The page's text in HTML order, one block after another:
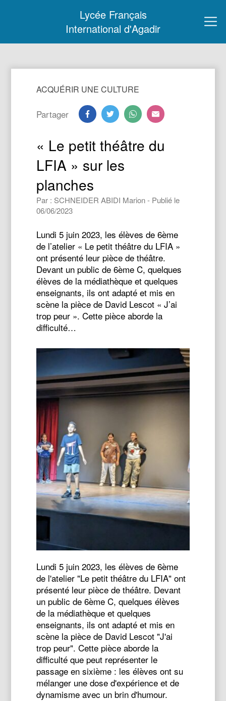
Lycée Français
International d'Agadir
ACQUÉRIR UNE CULTURE
Partager
« Le petit théâtre du
LFIA » sur les
planches
Par : SCHNEIDER ABIDI Marion - Publié le
06/06/2023
Lundi 5 juin 2023, les élèves de 6ème
de l’atelier « Le petit théâtre du LFIA »
ont présenté leur pièce de théâtre.
Devant un public de 6ème C, quelques
élèves de la médiathèque et quelques
enseignants, ils ont adapté et mis en
scène la pièce de David Lescot « J’ai
trop peur ». Cette pièce aborde la
difficulté…
Lundi 5 juin 2023, les élèves de 6ème
de l'atelier "Le petit théâtre du LFIA" ont
présenté leur pièce de théâtre. Devant
un public de 6ème C, quelques élèves
de la médiathèque et quelques
enseignants, ils ont adapté et mis en
scène la pièce de David Lescot "J'ai
trop peur". Cette pièce aborde la
difficulté que peut représenter le
passage en sixième : les élèves ont su
mélanger une dose d'expérience et de
dynamisme avec un brin d'humour.